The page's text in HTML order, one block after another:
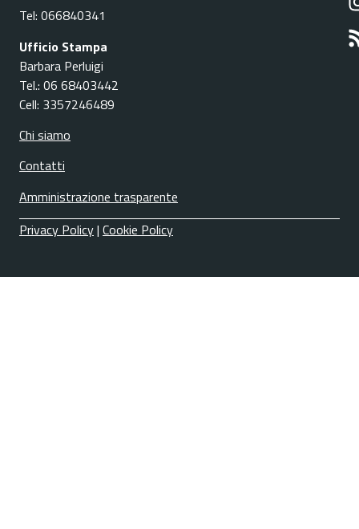
Tel: 066840341
Ufficio Stampa
Barbara Perluigi
Tel.: 06 68403442
Cell: 3357246489
Chi siamo
Contatti
Amministrazione trasparente
Privacy Policy| Cookie Policy